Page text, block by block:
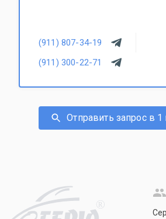
(911) 807-34-19
(911) 300-22-71
Отправить запрос в
R